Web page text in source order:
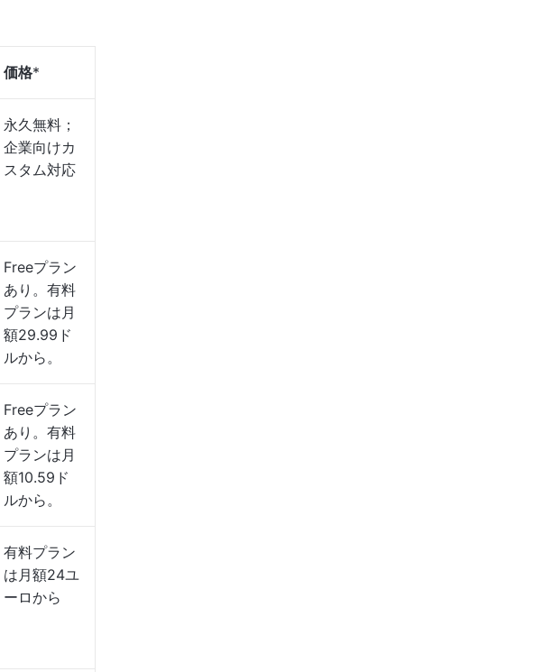
価格*
永久無料；
企業向けカ
スタム対応
Freeプラン
あり。有料
プランは月
額29.99ド
ルから。
Freeプラン
あり。有料
プランは月
額10.59ド
ルから。
有料プラン
は月額24ユ
ーロから